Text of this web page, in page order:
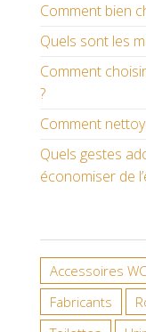
Comment bien
Quels sont les
Comment
?
Comment
Quels gestes
économiser de
Accessoires WC
Fabricants